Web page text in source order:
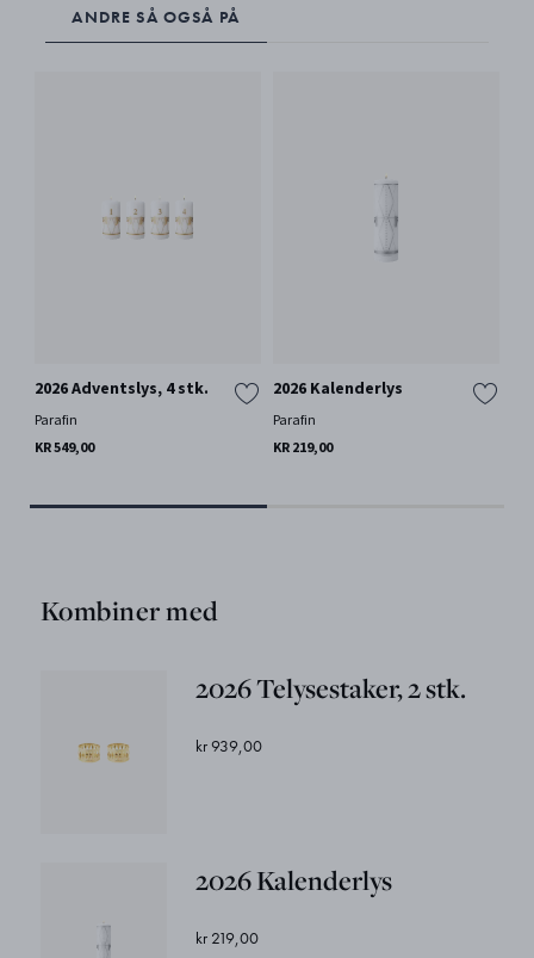
ANDRE SÅ OGSÅ PÅ
2026 Adventslys, 4 stk.
Parafin
KR 549,00
2026 Kalenderlys
Parafin
KR 219,00
Kombiner med
2026 Telysestaker, 2 stk.
kr 939,00
2026 Kalenderlys
kr 219,00